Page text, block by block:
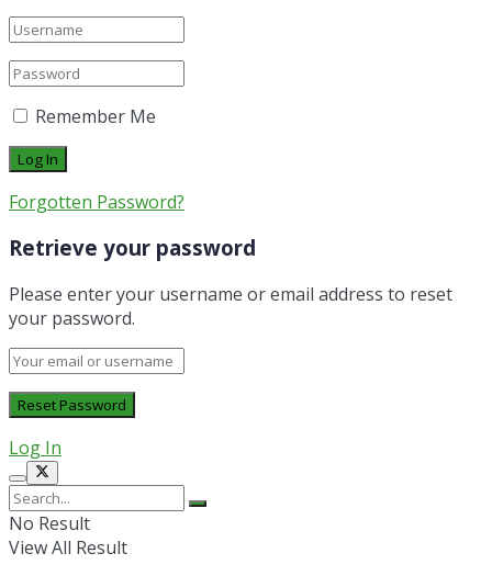
Remember Me
Forgotten Password?
Retrieve your password
Please enter your username or email address to reset
your password.
Log In
No Result
View All Result